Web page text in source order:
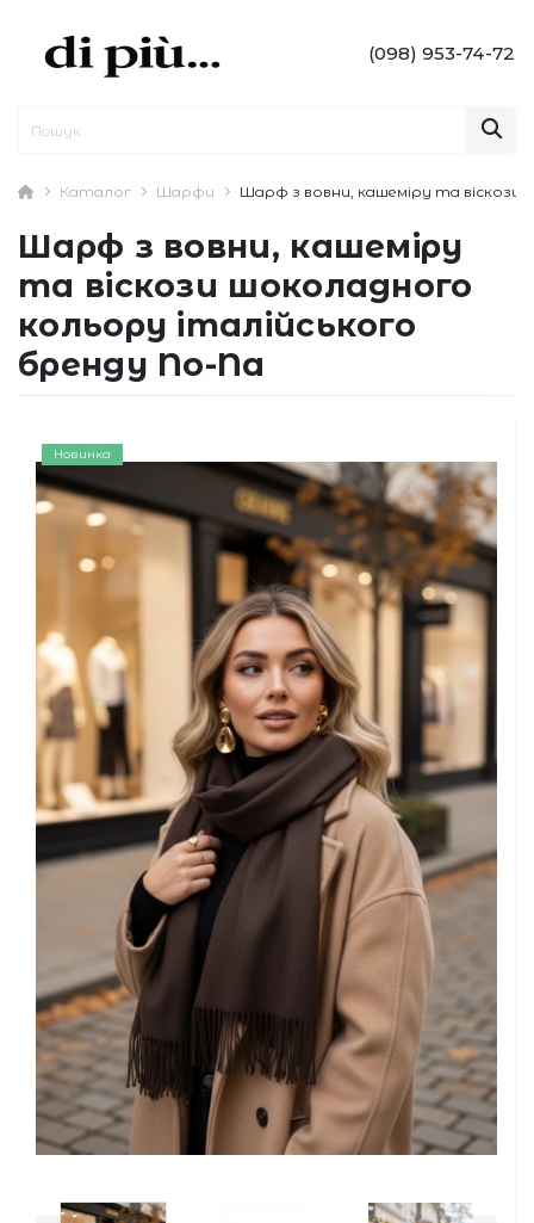
(098) 953-74-72
Каталог Шарфи Шарф з вовни, кашеміру та віскози
Шарф з вовни, кашеміру
та віскози шоколадного
кольору італійського
бренду No-Na
Новинка